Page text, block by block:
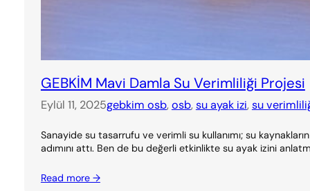
GEBKİM Mavi Damla Su Verimliliği Projesi
Eylül 11, 2025gebkim osb, osb, su ayak izi, su
Sanayide su tasarrufu ve verimli su kullanımı; su
adımını attı. Ben de bu değerli etkinlikte su ayak izini
Read more →